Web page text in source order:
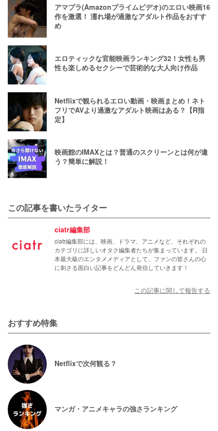
アマプラ(Amazonプライムビデオ)のエロい映画16
作を激選！ 濡れ場が過激なアダルト作品をおすす
め
エロティックな官能映画ランキング32！女性も男
性も楽しめるセクシーで芸術的な大人向け作品
Netflixで観られるエロい動画・映画まとめ！ネト
フリでAVより過激なアダルト映画はある？【R指
定】
映画館のIMAXとは？普通のスクリーンとは何が違
う？簡単に解説！
この記事を書いたライター
ciatr編集部
ciatr編集部には、映画、ドラマ、アニメなど、それぞれの
カテゴリに詳しいオタク編集者たちが集まっています。 日
本最大級のエンタメメディアとして、ファンの皆さんの心
に刺さる面白い記事をどんどん発信していきます！
この記事に関して報告する
おすすめ特集
Netflixで次何観る？
マンガ・アニメキャラの強さランキング